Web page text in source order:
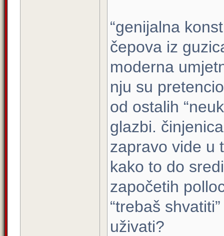
“genijalna
čepova iz
moderna
nju su
od ostalih
glazbi.
zapravo vide u
kako to do
započetih
“trebaš
uživati?